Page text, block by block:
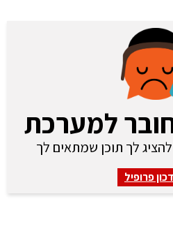
למערכת
לך תוכן שמתאים לך
פרופיל